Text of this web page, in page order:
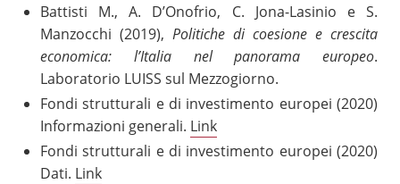
Battisti M., A. D’Onofrio, C. Jona-Lasinio e S.
Manzocchi (2019), Politiche di coesione e crescita
economica: l’Italia nel panorama europeo.
Laboratorio LUISS sul Mezzogiorno.
Fondi strutturali e di investimento europei (2020)
Informazioni generali. Link
Fondi strutturali e di investimento europei (2020)
Dati. Link